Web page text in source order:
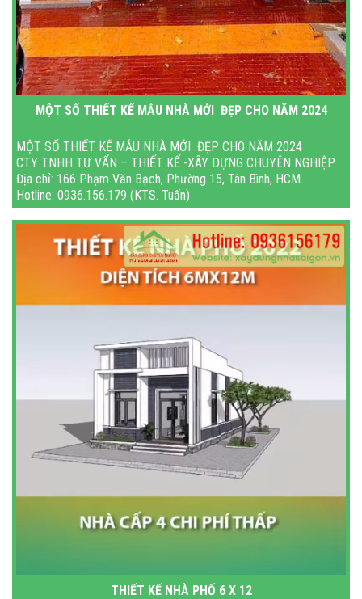
MỘT SỐ THIẾT KẾ MẪU NHÀ MỚI ĐẸP CHO NĂM 2024
MỘT SỐ THIẾT KẾ MẪU NHÀ MỚI ĐẸP CHO NĂM 2024
CTY TNHH TƯ VẤN – THIẾT KẾ -XÂY DỰNG CHUYÊN NGHIỆP
Địa chỉ: 166 Phạm Văn Bạch, Phường 15, Tân Bình, HCM.
Hotline: 0936.156.179 (KTS. Tuấn)
Gmail: xaydungnhasaigon1@gma
THIẾT KẾ NHÀ PHỐ 6 X 12